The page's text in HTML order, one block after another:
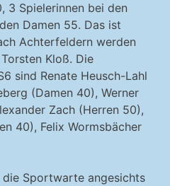
3 Spielerinnen bei den
Damen 55. Das ist
Achterfeldern werden
Kloß. Die
sind Renate Heusch-Lahl
(Damen 40), Werner
Zach (Herren 50),
40), Felix Wormsbächer
Sportwarte angesichts